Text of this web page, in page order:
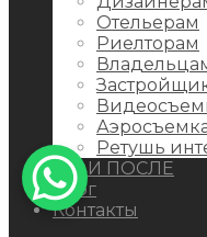
Отельерам
Риелторам
Ретушь
ДО И ПОСЛЕ
Блог
Контакты